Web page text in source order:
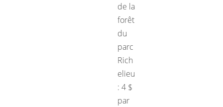
de la
forêt
du
parc
Rich
elieu
: 4 $
par